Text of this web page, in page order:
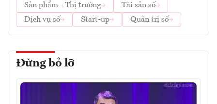
Sản phẩm - Thị trường
Tài sản số
Dịch vụ số
Start-up Quản trị số
Đừng bỏ lỡ